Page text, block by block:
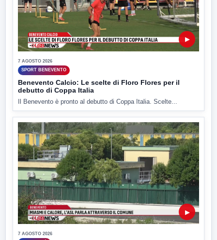
▶
7 AGOSTO 2026
SPORT BENEVENTO
Benevento Calcio: Le scelte di Floro Flores per il
debutto di Coppa Italia
Il Benevento è pronto al debutto di Coppa Italia. Scelte...
▶
7 AGOSTO 2026